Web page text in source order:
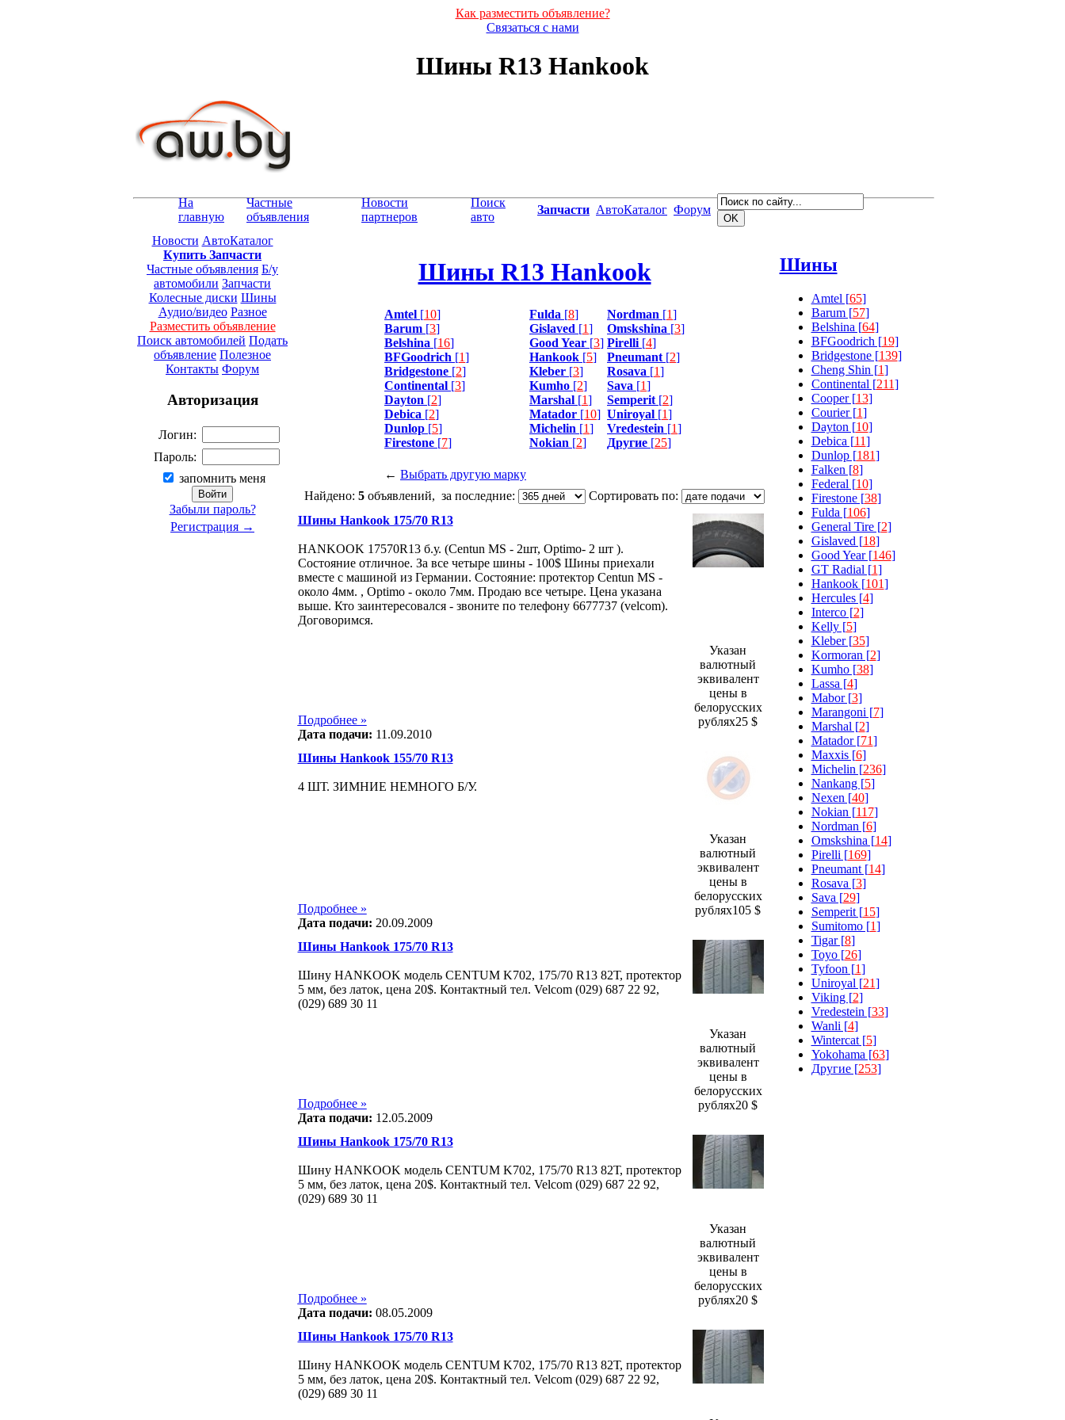
Как разместить объявление?
Связаться с нами
Шины R13 Hankook
На
главную
Частные
объявления
Новости
партнеров
Поиск
авто
Запчасти АвтоКаталог Форум
Новости АвтоКаталог
Купить Запчасти
Частные объявления Б/у
автомобили Запчасти
Колесные диски Шины
Аудио/видео Разное
Разместить объявление
Поиск автомобилей Подать
объявление Полезное
Контакты Форум
Авторизация
Логин:
Пароль:
запомнить меня
Забыли пароль?
Регистрация →
Шины R13 Hankook
Amtel [10]
Barum [3]
Belshina [16]
BFGoodrich [1]
Bridgestone [2]
Continental [3]
Dayton [2]
Debica [2]
Dunlop [5]
Firestone [7]
Fulda [8]
Gislaved [1]
Good Year [3]
Hankook [5]
Kleber [3]
Kumho [2]
Marshal [1]
Matador [10]
Michelin [1]
Nokian [2]
Nordman [1]
Omskshina [3]
Pirelli [4]
Pneumant [2]
Rosava [1]
Sava [1]
Semperit [2]
Uniroyal [1]
Vredestein [1]
Другие [25]
← Выбрать другую марку
Найдено: 5 объявлений, за последние:
Сортировать по:
Шины Hankook 175/70 R13
HANKOOK 17570R13 б.у. (Centun MS - 2шт, Optimo- 2 шт ).
Состояние отличное. За все четыре шины - 100$ Шины приехали
вместе с машиной из Германии. Состояние: протектор Centun MS -
около 4мм. , Optimo - около 7мм. Продаю все четыре. Цена указана
выше. Кто заинтересовался - звоните по телефону 6677737 (velcom).
Договоримся.
Подробнее »
Дата подачи: 11.09.2010
Указан
валютный
эквивалент
цены в
белорусских
рублях25 $
Шины Hankook 155/70 R13
4 ШТ. ЗИМНИЕ НЕМНОГО Б/У.
Подробнее »
Дата подачи: 20.09.2009
Указан
валютный
эквивалент
цены в
белорусских
рублях105 $
Шины Hankook 175/70 R13
Шину HANKOOK модель CENTUM K702, 175/70 R13 82Т, протектор
5 мм, без латок, цена 20$. Контактный тел. Velcom (029) 687 22 92,
(029) 689 30 11
Подробнее »
Дата подачи: 12.05.2009
Указан
валютный
эквивалент
цены в
белорусских
рублях20 $
Шины Hankook 175/70 R13
Шину HANKOOK модель CENTUM K702, 175/70 R13 82Т, протектор
5 мм, без латок, цена 20$. Контактный тел. Velcom (029) 687 22 92,
(029) 689 30 11
Подробнее »
Дата подачи: 08.05.2009
Указан
валютный
эквивалент
цены в
белорусских
рублях20 $
Шины Hankook 175/70 R13
Шину HANKOOK модель CENTUM K702, 175/70 R13 82Т, протектор
5 мм, без латок, цена 20$. Контактный тел. Velcom (029) 687 22 92,
(029) 689 30 11
Шины
Amtel [65]
Barum [57]
Belshina [64]
BFGoodrich [19]
Bridgestone [139]
Cheng Shin [1]
Continental [211]
Cooper [13]
Courier [1]
Dayton [10]
Debica [11]
Dunlop [181]
Falken [8]
Federal [10]
Firestone [38]
Fulda [106]
General Tire [2]
Gislaved [18]
Good Year [146]
GT Radial [1]
Hankook [101]
Hercules [4]
Interco [2]
Kelly [5]
Kleber [35]
Kormoran [2]
Kumho [38]
Lassa [4]
Mabor [3]
Marangoni [7]
Marshal [2]
Matador [71]
Maxxis [6]
Michelin [236]
Nankang [5]
Nexen [40]
Nokian [117]
Nordman [6]
Omskshina [14]
Pirelli [169]
Pneumant [14]
Rosava [3]
Sava [29]
Semperit [15]
Sumitomo [1]
Tigar [8]
Toyo [26]
Tyfoon [1]
Uniroyal [21]
Viking [2]
Vredestein [33]
Wanli [4]
Wintercat [5]
Yokohama [63]
Другие [253]